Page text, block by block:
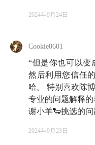
2024年9月24日
Cookie0601
“但是你也可以变
然后利用您信任
哈。 特别喜欢陈
专业的问题解释
谢小羊🐑挑选的问
2024年9月23日